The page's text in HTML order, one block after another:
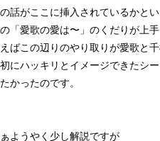
話がここに挿入されているかとい
「愛歌の愛は〜」のくだりが上
ばこの辺りのやり取りが愛歌と
にハッキリとイメージできたシ
かったのです。
ようやく少し解説ですが